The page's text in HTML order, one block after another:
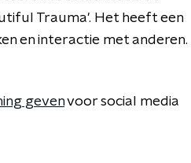
Trauma'. Het heeft een
en interactie met anderen.
gevenvoor social media